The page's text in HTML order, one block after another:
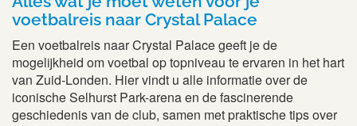
voetbalreis naar Crystal Palace
Een voetbalreis naar Crystal Palace geeft je de
mogelijkheid om voetbal op topniveau te ervaren in het hart
van Zuid-Londen. Hier vindt u alle informatie over de
iconische Selhurst Park-arena en de fascinerende
geschiedenis van de club, samen met praktische tips over